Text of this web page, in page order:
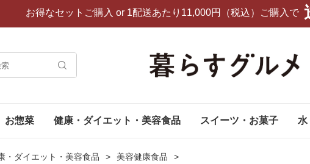
お得なセットご購入 or 1配送あたり11,000円（税込）ご購入で
お惣菜 健康・ダイエット・美容食品 スイーツ・お菓子 水
・ダイエット・美容食品
美容健康食品